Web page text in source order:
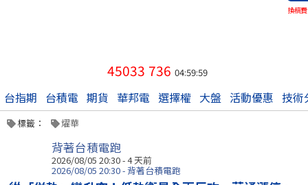
換稿費
45033 736 04:59:59
台指期 台積電 期貨 華邦電 選擇權 大盤 活動優惠 技術
標籤： 燿華
背著台積電跑
2026/08/05 20:30 - 4 天前
2026/08/05 20:30 - 背著台積電跑